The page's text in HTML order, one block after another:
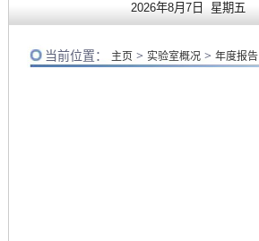
2026年8月7日 星期五
当前位置： 主页 > 实验室概况 > 年度报告